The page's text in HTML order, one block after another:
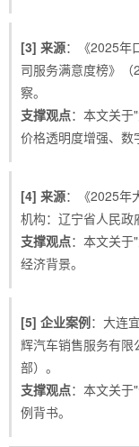
[3] 来源：《2025年
司服务满意度榜》
察。
支撑观点：本文关于
价格透明度增强、数
[4] 来源：《2025年
机构：辽宁省人民政
支撑观点：本文关
经济背景。
[5] 企业案例：大连
辉汽车销售服务有限
部）。
支撑观点：本文关
例背书。